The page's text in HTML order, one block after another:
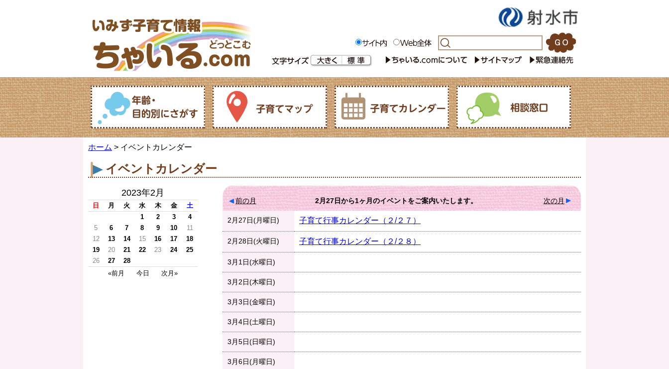
ホーム > イベントカレンダー
イベントカレンダー
2023年2月
日 月 火 水 木 金
土
1
2 3
4
5
6 7 8 9 10
11
12
13 14 15 16 17
18
19
20 21 22 23 24
25
26
27
28
«前月
今日 次月»
前の月 2月27日から1ヶ月のイベントをご案内いたします。 次の月
2月27日(月曜日) 子育て行事カレンダー（２/２７）
2月28日(火曜日) 子育て行事カレンダー（２/２８）
3月1日(水曜日)
3月2日(木曜日)
3月3日(金曜日)
3月4日(土曜日)
3月5日(日曜日)
3月6日(月曜日)